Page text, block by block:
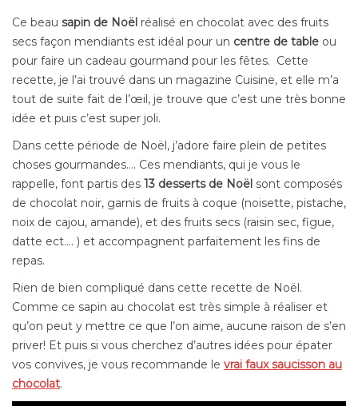
Ce beau sapin de Noël réalisé en chocolat avec des fruits
secs façon mendiants est idéal pour un centre de table ou
pour faire un cadeau gourmand pour les fêtes. Cette
recette, je l’ai trouvé dans un magazine Cuisine, et elle m’a
tout de suite fait de l’œil, je trouve que c’est une très bonne
idée et puis c’est super joli.
Dans cette période de Noël, j’adore faire plein de petites
choses gourmandes…. Ces mendiants, qui je vous le
rappelle, font partis des 13 desserts de Noël sont composés
de chocolat noir, garnis de fruits à coque (noisette, pistache,
noix de cajou, amande), et des fruits secs (raisin sec, figue,
datte ect…. ) et accompagnent parfaitement les fins de
repas.
Rien de bien compliqué dans cette recette de Noël.
Comme ce sapin au chocolat est très simple à réaliser et
qu’on peut y mettre ce que l’on aime, aucune raison de s’en
priver! Et puis si vous cherchez d’autres idées pour épater
vos convives, je vous recommande le vrai faux saucisson au
chocolat.